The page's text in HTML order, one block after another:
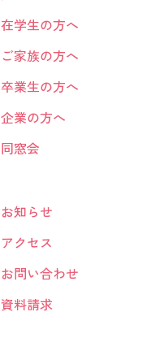
在学生の方へ
ご家族の方へ
卒業生の方へ
企業の方へ
同窓会
お知らせ
アクセス
お問い合わせ
資料請求